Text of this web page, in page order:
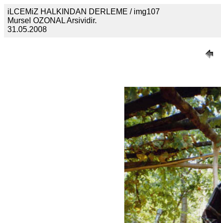
iLCEMiZ HALKINDAN DERLEME / img107
Mursel OZONAL Arsividir.
31.05.2008